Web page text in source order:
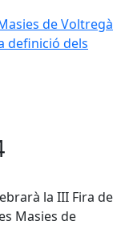
de Voltregà
definició dels
la III Fira de
Masies de